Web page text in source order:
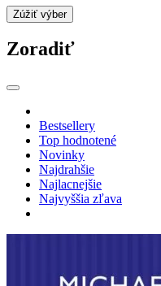
Zúžiť výber
Zoradiť
Bestsellery
Top hodnotené
Novinky
Najdrahšie
Najlacnejšie
Najvyššia zľava